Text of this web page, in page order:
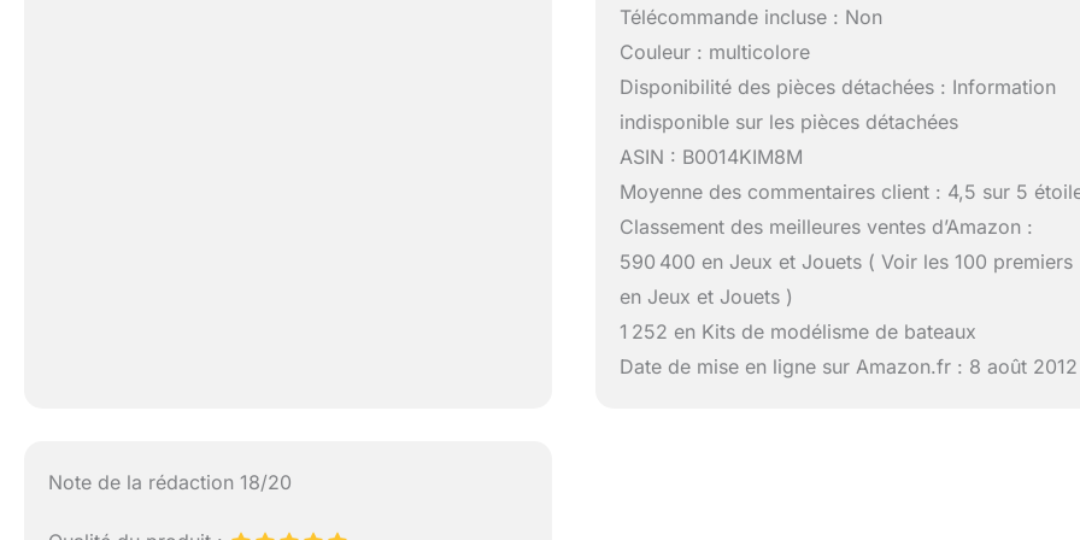
Télécommande incluse : Non
Couleur : multicolore
Disponibilité des pièces détachées : Information
indisponible sur les pièces détachées
ASIN : B0014KIM8M
Moyenne des commentaires client : 4,5 sur 5
Classement des meilleures ventes d’Amazon :
590 400 en Jeux et Jouets ( Voir les 100 premiers
en Jeux et Jouets )
1 252 en Kits de modélisme de bateaux
Date de mise en ligne sur Amazon.fr : 8 août 2012
Note de la rédaction 18/20